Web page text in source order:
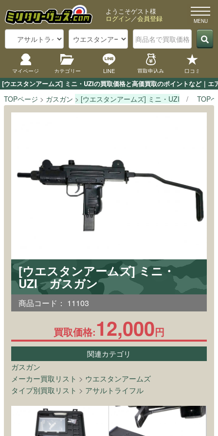
[ウエスタンアームズ] ミニ・UZIの買取価格と高価買取のポイントなど｜
ようこそゲスト様
ログイン／会員登録
マイページ カテゴリー LINE 買取申込み 口コミ
TOPページ ガスガン [ウエスタンアームズ] ミニ・UZI TOP
[ウエスタンアームズ] ミニ・
UZI ガスガン
商品コード： 11103
買取価格:12,000円
関連カテゴリ
ガスガン
メーカー買取リスト > ウエスタンアームズ
タイプ別買取リスト > アサルトライフル